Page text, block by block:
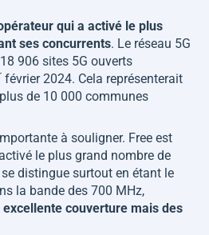
qui a activé le plus
ses concurrents. Le réseau 5G
906 sites 5G ouverts
février 2024. Cela représenterait
de 10 000 communes
à souligner. Free est
le plus grand nombre de
distingue surtout en étant le
la bande des 700 MHz,
excellente couverture mais des